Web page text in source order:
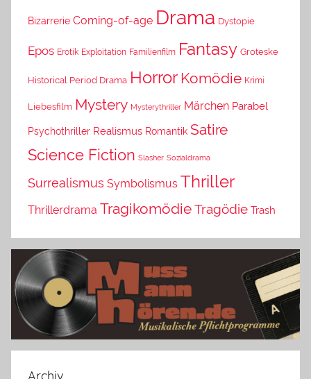
Bizarrerie Coming-of-age Drama Dystopie
Epos Erotik Exploitation Familienfilm Fantasy Groteske
Historical Period Drama Horror Komödie Krimi
Liebesfilm Mystery Mysterythriller Märchen Parabel
Psychothriller Realismus Romantik Satire
Science Fiction Slasher Sozialdrama
Surrealismus Symbolismus Thriller
Thrillerdrama TragikomödieTragödie Trash